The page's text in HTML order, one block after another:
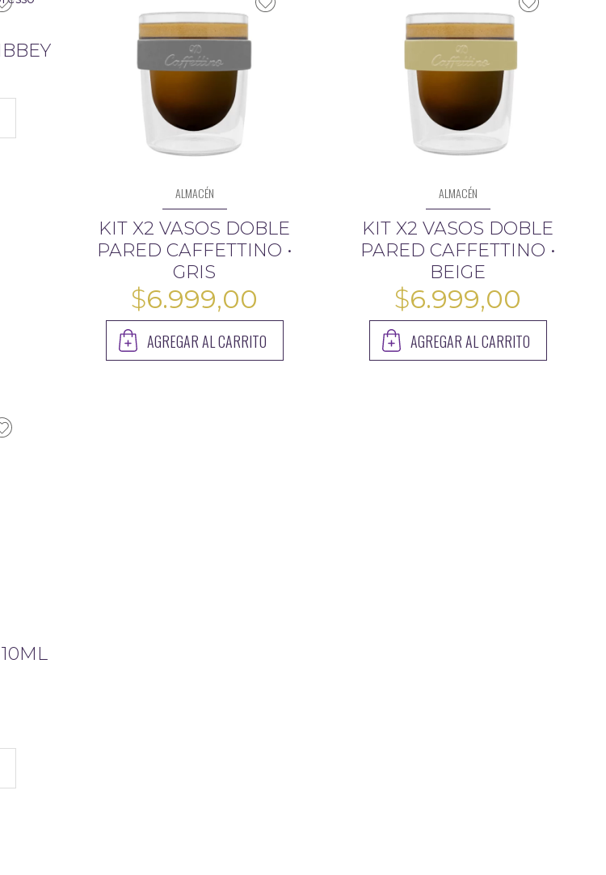
ALMACÉN
KIT X2 VASOS DOBLE
PARED CAFFETTINO •
GRIS
$6.999,00
AGREGAR AL CARRITO
ALMACÉN
KIT X2 VASOS DOBLE
PARED CAFFETTINO •
BEIGE
$6.999,00
AGREGAR AL CARRITO